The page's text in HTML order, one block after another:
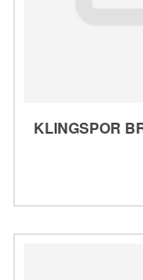
KLINGSPOR